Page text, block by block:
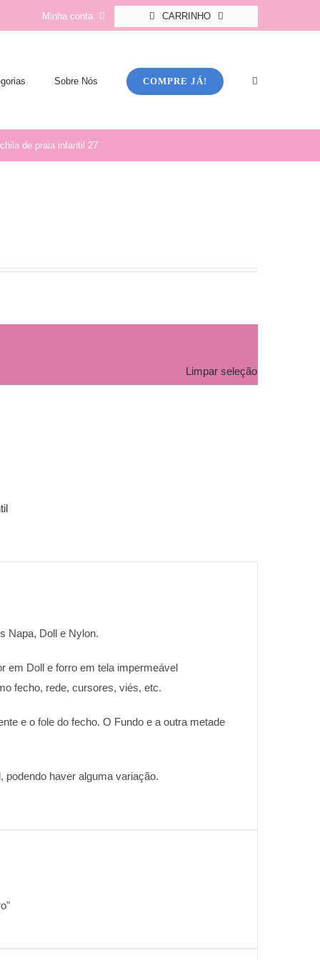
Minha conta CARRINHO
Sobre Nós COMPRE JÁ!
de praia infantil 27
Limpar seleção
Napa, Doll e Nylon.
em Doll e forro em tela impermeável
fecho, rede, cursores, viés, etc.
e o fole do fecho. O Fundo e a outra metade
haver alguma variação.